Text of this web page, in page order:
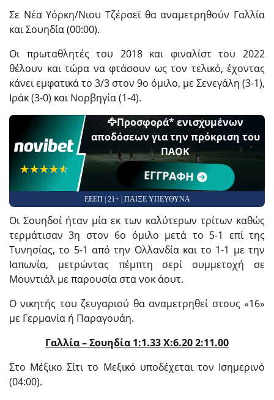
Σε Νέα Υόρκη/Νιου Τζέρσεϊ θα αναμετρηθούν Γαλλία
και Σουηδία (00:00).
Οι πρωταθλητές του 2018 και φιναλίστ του 2022
θέλουν και τώρα να φτάσουν ως τον τελικό, έχοντας
κάνει εμφατικά το 3/3 στον 9ο όμιλο, με Σενεγάλη (3-1),
Ιράκ (3-0) και Νορβηγία (1-4).
☆☆☆☆☆
★★★★★
🦅Προσφορά* ενισχυμένων
αποδόσεων για την πρόκριση του
ΠΑΟΚ
ΕΓΓΡΑΦΗ
ΕΕΕΠ | 21+ | ΠΑΙΞΕ ΥΠΕΥΘΥΝΑ
Οι Σουηδοί ήταν μία εκ των καλύτερων τρίτων καθώς
τερμάτισαν 3η στον 6ο όμιλο μετά το 5-1 επί της
Τυνησίας, το 5-1 από την Ολλανδία και το 1-1 με την
Ιαπωνία, μετρώντας πέμπτη σερί συμμετοχή σε
Μουντιάλ με παρουσία στα νοκ άουτ.
Ο νικητής του ζευγαριού θα αναμετρηθεί στους «16»
με Γερμανία ή Παραγουάη.
Γαλλία – Σουηδία 1:1.33 X:6.20 2:11.00
Στο Μέξικο Σίτι το Μεξικό υποδέχεται τον Ισημερινό
(04:00).